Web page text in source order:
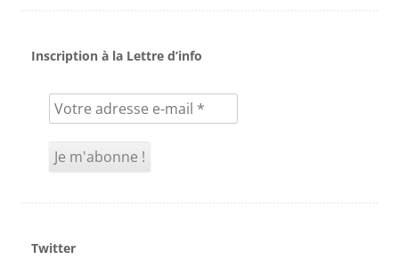
Inscription à la Lettre d’info
Twitter